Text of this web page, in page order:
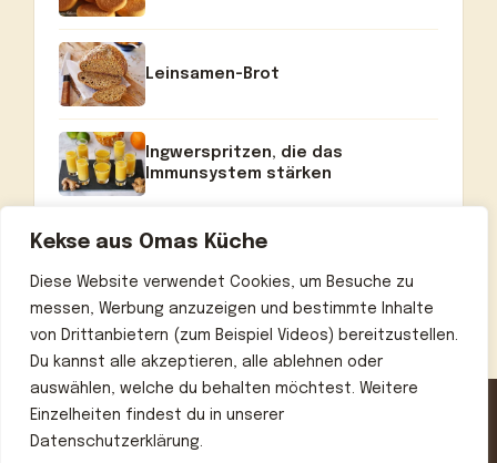
Kekse aus Omas Küche
Diese Website verwendet Cookies, um Besuche zu
messen, Werbung anzuzeigen und bestimmte Inhalte
von Drittanbietern (zum Beispiel Videos) bereitzustellen.
Du kannst alle akzeptieren, alle ablehnen oder
auswählen, welche du behalten möchtest. Weitere
Einzelheiten findest du in unserer
Datenschutzerklärung.
Leinsamen-Brot
Ingwerspritzen, die das
Immunsystem stärken